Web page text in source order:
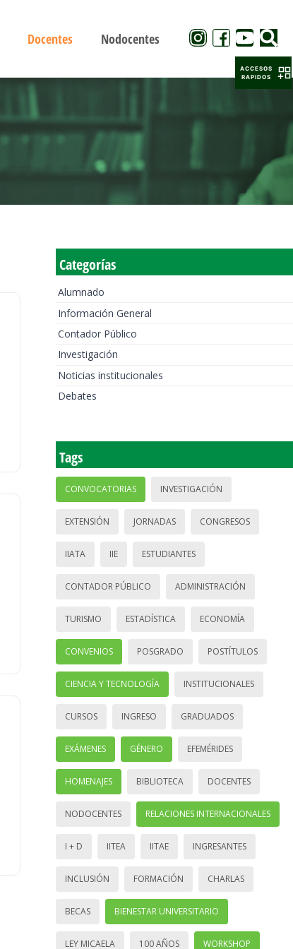
Docentes Nodocentes
Categorías
Alumnado
Información General
Contador Público
Investigación
Noticias institucionales
Debates
Tags
CONVOCATORIAS INVESTIGACIÓN
EXTENSIÓN JORNADAS CONGRESOS
IIATA IIE ESTUDIANTES
CONTADOR PÚBLICO ADMINISTRACIÓN
TURISMO ESTADÍSTICA ECONOMÍA
CONVENIOS POSGRADO POSTÍTULOS
CIENCIA Y TECNOLOGÍA INSTITUCIONALES
CURSOS INGRESO GRADUADOS
EXÁMENES GÉNERO EFEMÉRIDES
HOMENAJES BIBLIOTECA DOCENTES
NODOCENTES RELACIONES INTERNACIONALES
I + D IITEA IITAE INGRESANTES
INCLUSIÓN FORMACIÓN CHARLAS
BECAS BIENESTAR UNIVERSITARIO
LEY MICAELA 100 AÑOS WORKSHOP
ACCESOS
RAPIDOS